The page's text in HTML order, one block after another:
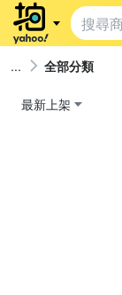
全部分類
最新上架